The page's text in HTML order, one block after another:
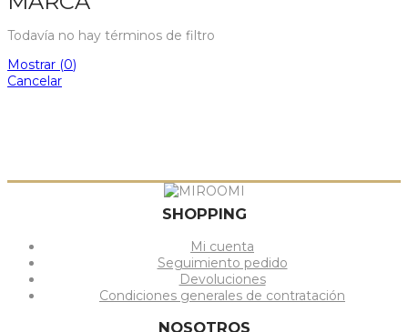
Todavía no hay términos de filtro
Mostrar (0)
Cancelar
SHOPPING
Mi cuenta
Seguimiento pedido
Devoluciones
Condiciones generales de contratación
NOSOTROS